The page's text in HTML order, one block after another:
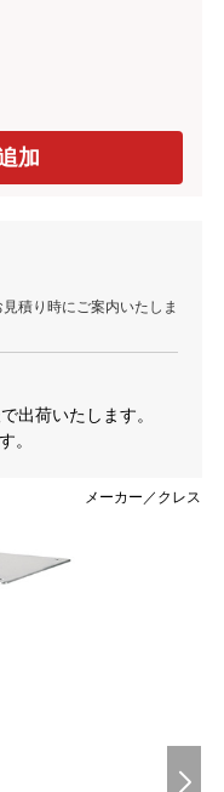
メーカー／クレス
積り時にご案内いたしま
出荷いたします。
。